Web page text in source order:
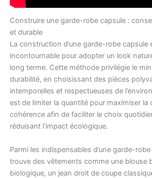
Construire une garde-robe capsule :
et durable
La construction d’une garde-robe capsule
incontournable pour adopter un look
long terme. Cette méthode privilégie le
durabilité, en choisissant des pièces
intemporelles et respectueuses de
est de limiter la quantité pour maximiser la
cohérence afin de faciliter le choix
réduisant l’impact écologique.
Parmi les indispensables d’une garde-
trouve des vêtements comme une blouse
biologique, un jean droit de coupe